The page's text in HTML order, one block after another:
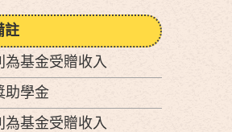
註
為基金受贈收入
助學金
為基金受贈收入